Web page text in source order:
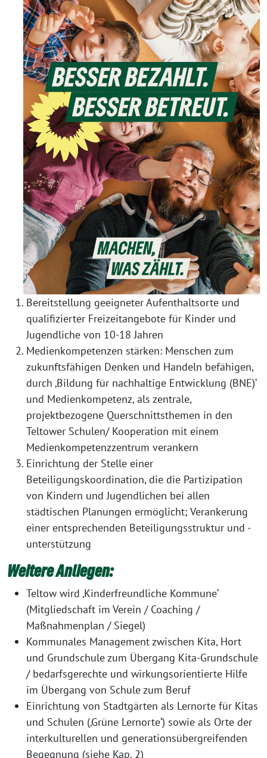
Bereitstellung geeigneter Aufenthaltsorte und
qualifizierter Freizeitangebote für Kinder und
Jugendliche von 10-18 Jahren
Medienkompetenzen stärken: Menschen zum
zukunftsfähigen Denken und Handeln befähigen,
durch ‚Bildung für nachhaltige Entwicklung (BNE)‘
und Medienkompetenz, als zentrale,
projektbezogene Querschnittsthemen in den
Teltower Schulen/ Kooperation mit einem
Medienkompetenzzentrum verankern
Einrichtung der Stelle einer
Beteiligungskoordination, die die Partizipation
von Kindern und Jugendlichen bei allen
städtischen Planungen ermöglicht; Verankerung
einer entsprechenden Beteiligungsstruktur und -
unterstützung
Weitere Anliegen:
Teltow wird ‚Kinderfreundliche Kommune‘
(Mitgliedschaft im Verein / Coaching /
Maßnahmenplan / Siegel)
Kommunales Management zwischen Kita, Hort
und Grundschule zum Übergang Kita-Grundschule
/ bedarfsgerechte und wirkungsorientierte Hilfe
im Übergang von Schule zum Beruf
Einrichtung von Stadtgärten als Lernorte für Kitas
und Schulen (‚Grüne Lernorte‘) sowie als Orte der
interkulturellen und generationsübergreifenden
Begegnung (siehe Kap. 2)